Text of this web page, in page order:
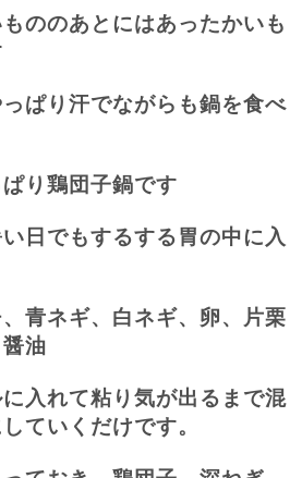
ののあとにはあったかいも
ぱり汗でながらも鍋を食べ
り鶏団子鍋です
日でもするする胃の中に入
青ネギ、白ネギ、卵、片栗
油
入れて粘り気が出るまで混
ていくだけです。